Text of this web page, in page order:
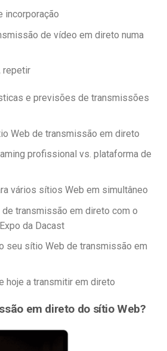
incorporação
de vídeo em direto numa
repetir
e previsões de transmissões
Web de transmissão em direto
profissional vs. plataforma de
vários sítios Web em simultâneo
transmissão em direto com o
da Dacast
seu sítio Web de transmissão em
hoje a transmitir em direto
em direto do sítio Web?